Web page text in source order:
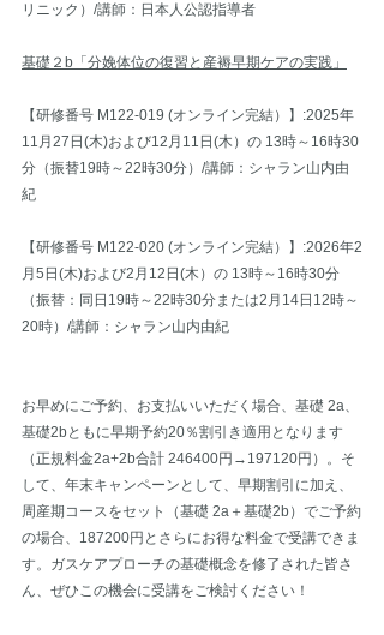
リニック）/講師：日本人公認指導者
基礎２b「分娩体位の復習と産褥早期ケアの実践」
【研修番号 M122-019 (オンライン完結）】:2025年
11月27日(木)および12月11日(木）の 13時～16時30
分（振替19時～22時30分）/講師：シャラン山内由
紀
【研修番号 M122-020 (オンライン完結）】:2026年2
月5日(木)および2月12日(木）の 13時～16時30分
（振替：同日19時～22時30分または2月14日12時～
20時）/講師：シャラン山内由紀
お早めにご予約、お支払いいただく場合、基礎 2a、
基礎2bともに早期予約20％割引き適用となります
（正規料金2a+2b合計 246400円→197120円）。そ
して、年末キャンペーンとして、早期割引に加え、
周産期コースをセット（基礎 2a＋基礎2b）でご予約
の場合、187200円とさらにお得な料金で受講できま
す。ガスケアプローチの基礎概念を修了された皆さ
ん、ぜひこの機会に受講をご検討ください！